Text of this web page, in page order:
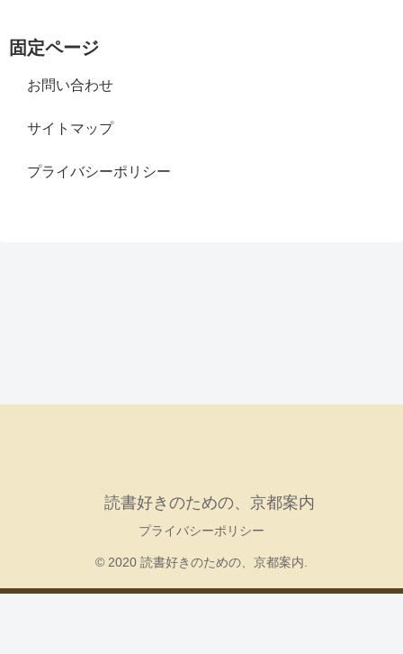
固定ページ
お問い合わせ
サイトマップ
プライバシーポリシー
読書好きのための、京都案内
プライバシーポリシー
© 2020 読書好きのための、京都案内.